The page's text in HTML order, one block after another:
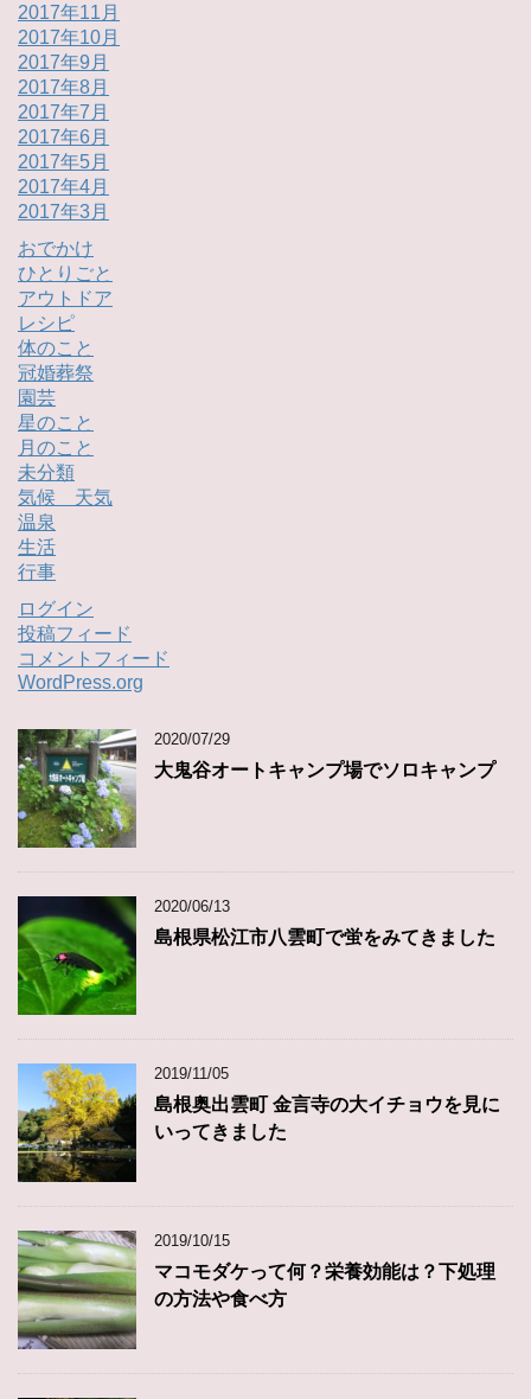
2017年11月
2017年10月
2017年9月
2017年8月
2017年7月
2017年6月
2017年5月
2017年4月
2017年3月
おでかけ
ひとりごと
アウトドア
レシピ
体のこと
冠婚葬祭
園芸
星のこと
月のこと
未分類
気候 天気
温泉
生活
行事
ログイン
投稿フィード
コメントフィード
WordPress.org
2020/07/29
大鬼谷オートキャンプ場でソロキャンプ
2020/06/13
島根県松江市八雲町で蛍をみてきました
2019/11/05
島根奥出雲町 金言寺の大イチョウを見に
いってきました
2019/10/15
マコモダケって何？栄養効能は？下処理
の方法や食べ方